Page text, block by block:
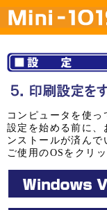
コンピュータを使っ
設定を始める前に
ンストールが済んで
ご使用のOSをクリ